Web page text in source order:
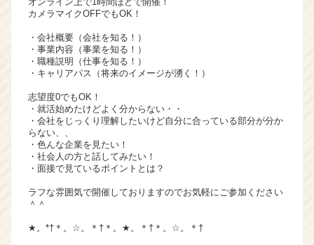
h
e
e
r
C
a
e
e
カメラマイクOFFでもOK！
・会社概要（会社を知る！）
・事業内容（事業を知る！）
・職種説明（仕事を知る！）
・キャリアパス（将来のイメージが湧く！）
志望度0でもOK！
・就活始めたけどよく分からない・・
・会社をじっくり理解したいけど自分に合っている部分が分か
らない、、
・色んな企業を見たい！
・社会人の方と話してみたい！
・面接で見ているポイントとは？
ラフな雰囲気で開催しておりますのでお気軽にご参加ください
＾＾
★。*†＊。☆。＊†＊。★。＊†＊。☆。＊†